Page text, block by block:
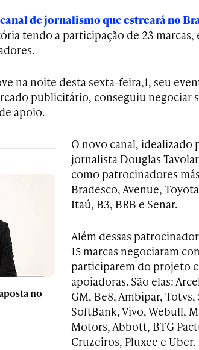
de jornalismo que estreará no
tendo a participação de 23 marcas,
na noite desta sexta-feira,1, seu
publicitário, conseguiu negociar
apoio.
no
O novo canal, idealizado
jornalista Douglas
como patrocinadores
Bradesco, Avenue,
Itaú, B3, BRB e Senar.
Além dessas
15 marcas negociaram
participarem do projeto
apoiadoras. São elas:
GM, Be8, Ambipar, Totvs,
SoftBank, Vivo, Webull,
Motors, Abbott, BTG
Cruzeiros, Pluxee e Uber.